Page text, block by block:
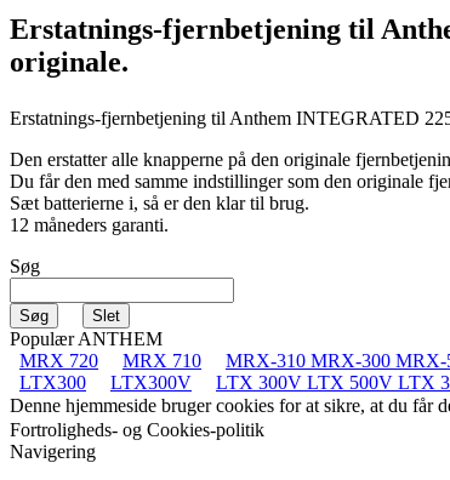
Erstatnings-fjernbetjening til
originale.
Erstatnings-fjernbetjening til Anthem INTEGRATED
Den erstatter alle knapperne på den originale
Du får den med samme indstillinger som den originale
Sæt batterierne i, så er den klar til brug.
12 måneders garanti.
Søg
Populær ANTHEM
MRX 720
MRX 710 MRX-310 MRX-300 MRX-
LTX300
LTX300V LTX 300V LTX 500V LTX
Denne hjemmeside bruger cookies for at sikre, at du får
Fortroligheds- og Cookies-politik
Navigering